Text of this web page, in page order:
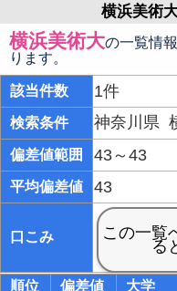
横浜美術
横浜美術大の一覧情
ります。
該当件数 1件
検索条件 神奈川県
偏差値範囲 43～43
平均偏差値 43
口こみ
順位 偏差値 大学